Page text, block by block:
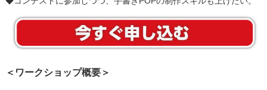
＜ワークショップ概要＞